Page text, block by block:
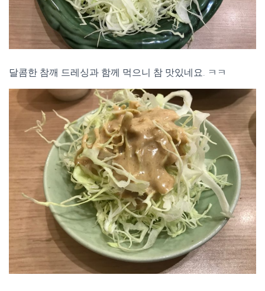
달콤한 참깨 드레싱과 함께 먹으니 참 맛있네요. ㅋㅋ